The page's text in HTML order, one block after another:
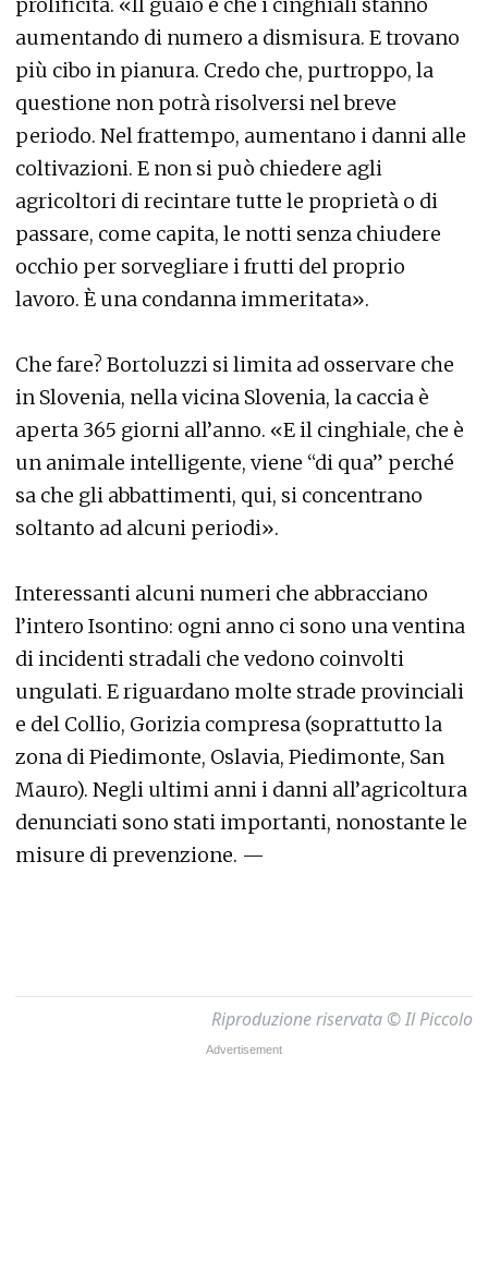
aumentando di numero a dismisura. E trovano
più cibo in pianura. Credo che, purtroppo, la
questione non potrà risolversi nel breve
periodo. Nel frattempo, aumentano i danni alle
coltivazioni. E non si può chiedere agli
agricoltori di recintare tutte le proprietà o di
passare, come capita, le notti senza chiudere
occhio per sorvegliare i frutti del proprio
lavoro. È una condanna immeritata».
Che fare? Bortoluzzi si limita ad osservare che
in Slovenia, nella vicina Slovenia, la caccia è
aperta 365 giorni all’anno. «E il cinghiale, che è
un animale intelligente, viene “di qua” perché
sa che gli abbattimenti, qui, si concentrano
soltanto ad alcuni periodi».
Interessanti alcuni numeri che abbracciano
l’intero Isontino: ogni anno ci sono una ventina
di incidenti stradali che vedono coinvolti
ungulati. E riguardano molte strade provinciali
e del Collio, Gorizia compresa (soprattutto la
zona di Piedimonte, Oslavia, Piedimonte, San
Mauro). Negli ultimi anni i danni all’agricoltura
denunciati sono stati importanti, nonostante le
misure di prevenzione. —
Riproduzione riservata © Il Piccolo